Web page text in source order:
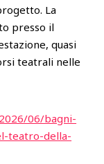
La
presso il
quasi
teatrali nelle
06/bagni-
teatro-della-